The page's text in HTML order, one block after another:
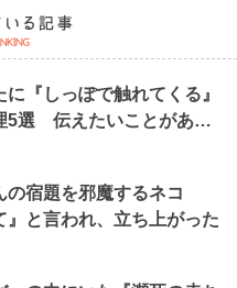
に『しっぽで触れてくる』
5選 伝えたいことがあ…
の宿題を邪魔するネコ
と言われ、立ち上がった